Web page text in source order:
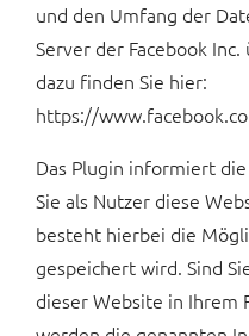
und den Umfang der
Server der Facebook
dazu finden Sie hier:
https://
Das Plugin informiert die
Sie als Nutzer diese
besteht hierbei die
gespeichert wird. Sind
dieser Website in Ihrem